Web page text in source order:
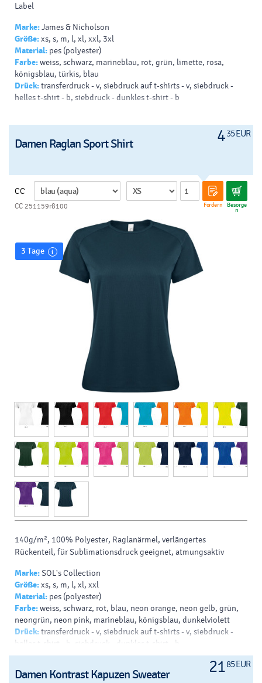
Label
Marke:James & Nicholson
Größe:xs, s, m, l, xl, xxl, 3xl
Material: pes (polyester)
Farbe:weiss, schwarz, marineblau, rot, grün, limette, rosa,
königsblau, türkis, blau
Drück:transferdruck - v, siebdruck auf t-shirts - v, siebdruck -
helles t-shirt - b, siebdruck - dunkles t-shirt - b
435 EUR
Damen Raglan Sport Shirt
CC
Fordern Besorge
n
CC 251159r8100
3 Tage
140g/m², 100% Polyester, Raglanärmel, verlängertes
Rückenteil, für Sublimationsdruck geeignet, atmungsaktiv
Marke:SOL's Collection
Größe:xs, s, m, l, xl, xxl
Material: pes (polyester)
Farbe:weiss, schwarz, rot, blau, neon orange, neon gelb, grün,
neongrün, neon pink, marineblau, königsblau, dunkelviolett
Drück:transferdruck - v, siebdruck auf t-shirts - v, siebdruck -
helles t-shirt - b, siebdruck - dunkles t-shirt - b
2185 EUR
Damen Kontrast Kapuzen Sweater